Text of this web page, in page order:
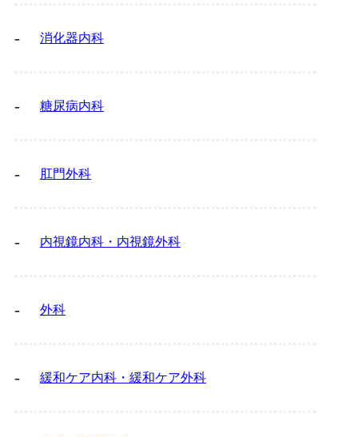
消化器内科
糖尿病内科
肛門外科
内視鏡内科・内視鏡外科
外科
緩和ケア内科・緩和ケア外科